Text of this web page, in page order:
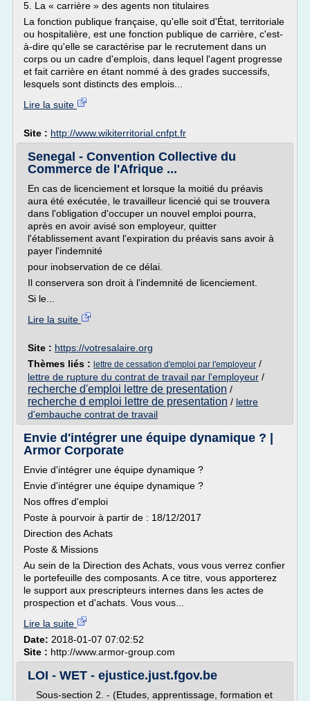
5. La « carrière » des agents non titulaires
La fonction publique française, qu'elle soit d'État, territoriale
ou hospitalière, est une fonction publique de carrière, c'est-
à-dire qu'elle se caractérise par le recrutement dans un
corps ou un cadre d'emplois, dans lequel l'agent progresse
et fait carrière en étant nommé à des grades successifs,
lesquels sont distincts des emplois...
Lire la suite
Site : http://www.wikiterritorial.cnfpt.fr
Senegal - Convention Collective du
Commerce de l'Afrique ...
En cas de licenciement et lorsque la moitié du préavis
aura été exécutée, le travailleur licencié qui se trouvera
dans l'obligation d'occuper un nouvel emploi pourra,
après en avoir avisé son employeur, quitter
l'établissement avant l'expiration du préavis sans avoir à
payer l'indemnité
pour inobservation de ce délai.
Il conservera son droit à l'indemnité de licenciement.
Si le...
Lire la suite
Site : https://votresalaire.org
Thèmes liés : lettre de cessation d'emploi par l'employeur /
lettre de rupture du contrat de travail par l'employeur /
recherche d'emploi lettre de presentation /
recherche d emploi lettre de presentation / lettre
d'embauche contrat de travail
Envie d'intégrer une équipe dynamique ? |
Armor Corporate
Envie d'intégrer une équipe dynamique ?
Envie d'intégrer une équipe dynamique ?
Nos offres d'emploi
Poste à pourvoir à partir de : 18/12/2017
Direction des Achats
Poste & Missions
Au sein de la Direction des Achats, vous vous verrez confier
le portefeuille des composants. A ce titre, vous apporterez
le support aux prescripteurs internes dans les actes de
prospection et d'achats. Vous vous...
Lire la suite
Date: 2018-01-07 07:02:52
Site : http://www.armor-group.com
LOI - WET - ejustice.just.fgov.be
Sous-section 2. - (Etudes, apprentissage, formation et